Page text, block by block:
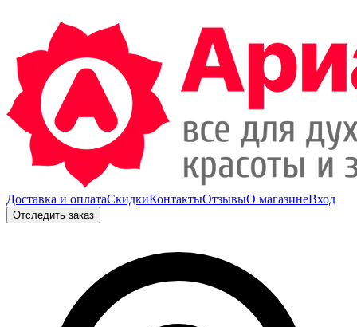
Доставка и оплатаСкидкиКонтактыОтзывыО магазинеВход
Отследить заказ